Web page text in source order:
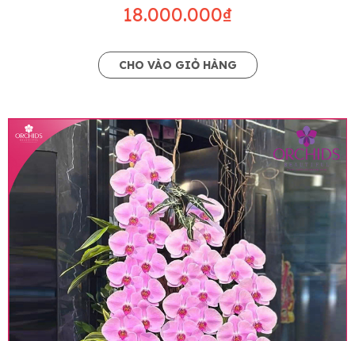
18.000.000₫
CHO VÀO GIỎ HÀNG